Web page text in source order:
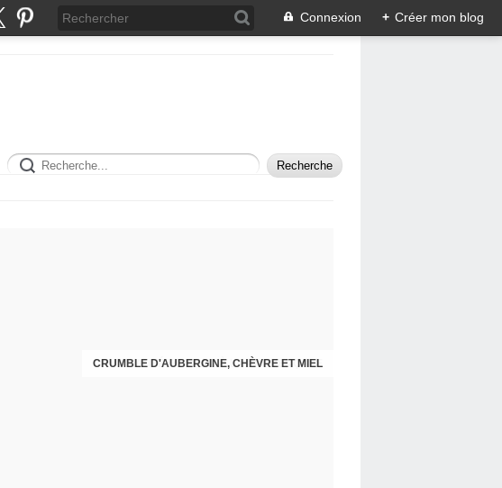
Connexion + Créer mon blog
CRUMBLE D'AUBERGINE, CHÈVRE ET MIEL
SAUTÉ DE VEAU À LA PROVENÇALE